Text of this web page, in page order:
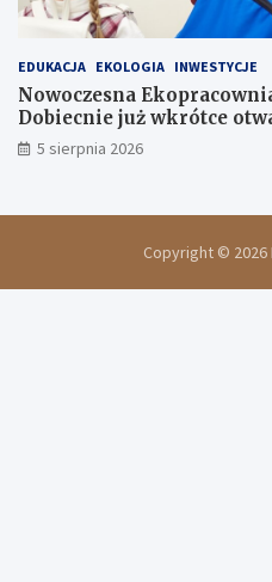
EDUKACJA EKOLOGIA INWESTYCJE
Nowoczesna
Dobiecnie już wkrótce
5 sierpnia 2026
Copyright © 2026